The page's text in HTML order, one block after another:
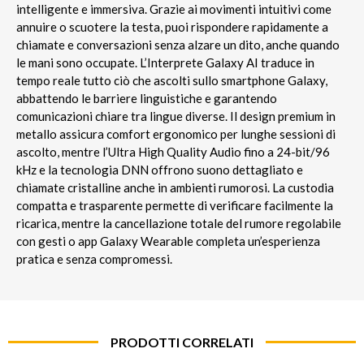
intelligente e immersiva. Grazie ai movimenti intuitivi come
annuire o scuotere la testa, puoi rispondere rapidamente a
chiamate e conversazioni senza alzare un dito, anche quando
le mani sono occupate. L’Interprete Galaxy AI traduce in
tempo reale tutto ciò che ascolti sullo smartphone Galaxy,
abbattendo le barriere linguistiche e garantendo
comunicazioni chiare tra lingue diverse. Il design premium in
metallo assicura comfort ergonomico per lunghe sessioni di
ascolto, mentre l’Ultra High Quality Audio fino a 24-bit/96
kHz e la tecnologia DNN offrono suono dettagliato e
chiamate cristalline anche in ambienti rumorosi. La custodia
compatta e trasparente permette di verificare facilmente la
ricarica, mentre la cancellazione totale del rumore regolabile
con gesti o app Galaxy Wearable completa un’esperienza
pratica e senza compromessi.
PRODOTTI CORRELATI